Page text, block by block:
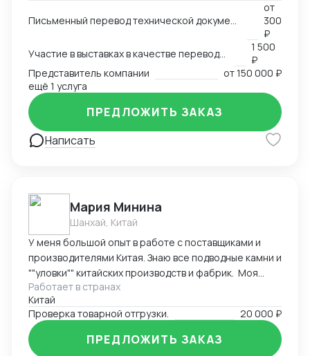
Письменный перевод технической документации, счетов, сертификатов, MSDS и любых других документов
от
300
₽
1 500
₽
Представитель компании
от150 000 ₽
ещё 1 услуга
Написать
ПРЕДЛОЖИТЬ ЗАКАЗ
Мария Минина
Шанхай, Китай
У меня большой опыт в работе с поставщиками и
производителями Китая. Знаю все подводные камни и
""уловки"" китайских производств и фабрик. Моя
основная задача заключается в проверке отгрузки
товаров на соответствие договору и контроле
качества и количества товаров при отгрузке. Я также
контролирую количество товаров, чтобы убедиться,
что оно соответствует оговоренным условиям.
Работает в странах
Китай
Проверка товарной отгрузки.
20 000 ₽
ПРЕДЛОЖИТЬ ЗАКАЗ